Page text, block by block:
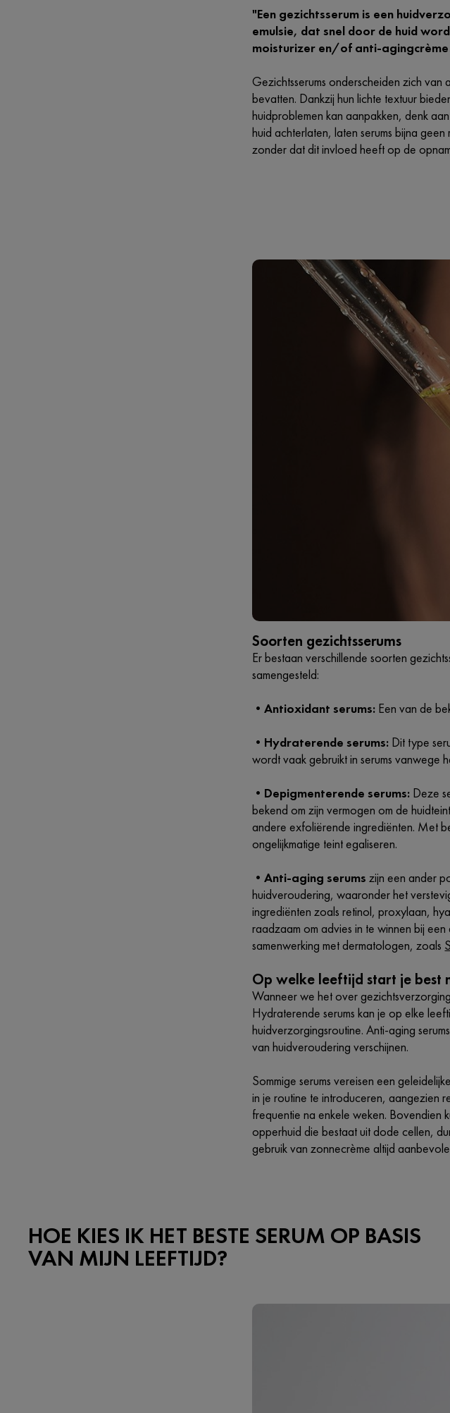
"Een gezichtsserum is een
emulsie, dat snel door de huid
moisturizer en/of anti-
Gezichtsserums onderscheiden zich
bevatten. Dankzij hun lichte textuur
huidproblemen kan aanpakken, denk
huid achterlaten, laten serums bijna
zonder dat dit invloed heeft op de
Soorten gezichtsserums
Er bestaan verschillende soorten
samengesteld:
•Antioxidant serums: Een van de
• Hydraterende serums: Dit type
wordt vaak gebruikt in serums vanwege
• Depigmenterende serums: Deze
bekend om zijn vermogen om de
andere exfoliërende ingrediënten. Met
ongelijkmatige teint egaliseren.
•Anti-aging serums zijn een ander
huidveroudering, waaronder het
ingrediënten zoals retinol, proxylaan,
raadzaam om advies in te winnen bij
samenwerking met dermatologen, zoals
Op welke leeftijd start je best
Wanneer we het over
Hydraterende serums kan je op elke
huidverzorgingsroutine. Anti-aging
van huidveroudering verschijnen.
Sommige serums vereisen een
in je routine te introduceren, aangezien
frequentie na enkele weken. Bovendien
opperhuid die bestaat uit dode cellen,
gebruik van zonnecrème altijd
HOE KIES IK HET BESTE SERUM OP BASIS
VAN MIJN LEEFTIJD?